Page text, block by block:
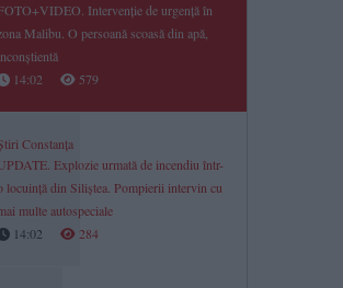
Intervenție de urgență în
Malibu. O persoană scoasă din apă,
14:02
579
Constanța
Explozie urmată de incendiu într-
locuință din Siliștea. Pompierii intervin cu
multe autospeciale
14:02
284